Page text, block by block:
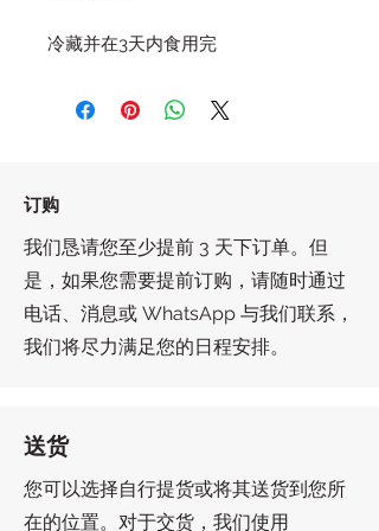
冷藏并在3天内食用完
订购
我们恳请您至少提前 3 天下订单。但
是，如果您需要提前订购，请随时通过
电话、消息或 WhatsApp 与我们联系，
我们将尽力满足您的日程安排。
送货
您可以选择自行提货或将其送货到您所
在的位置。对于交货，我们使用